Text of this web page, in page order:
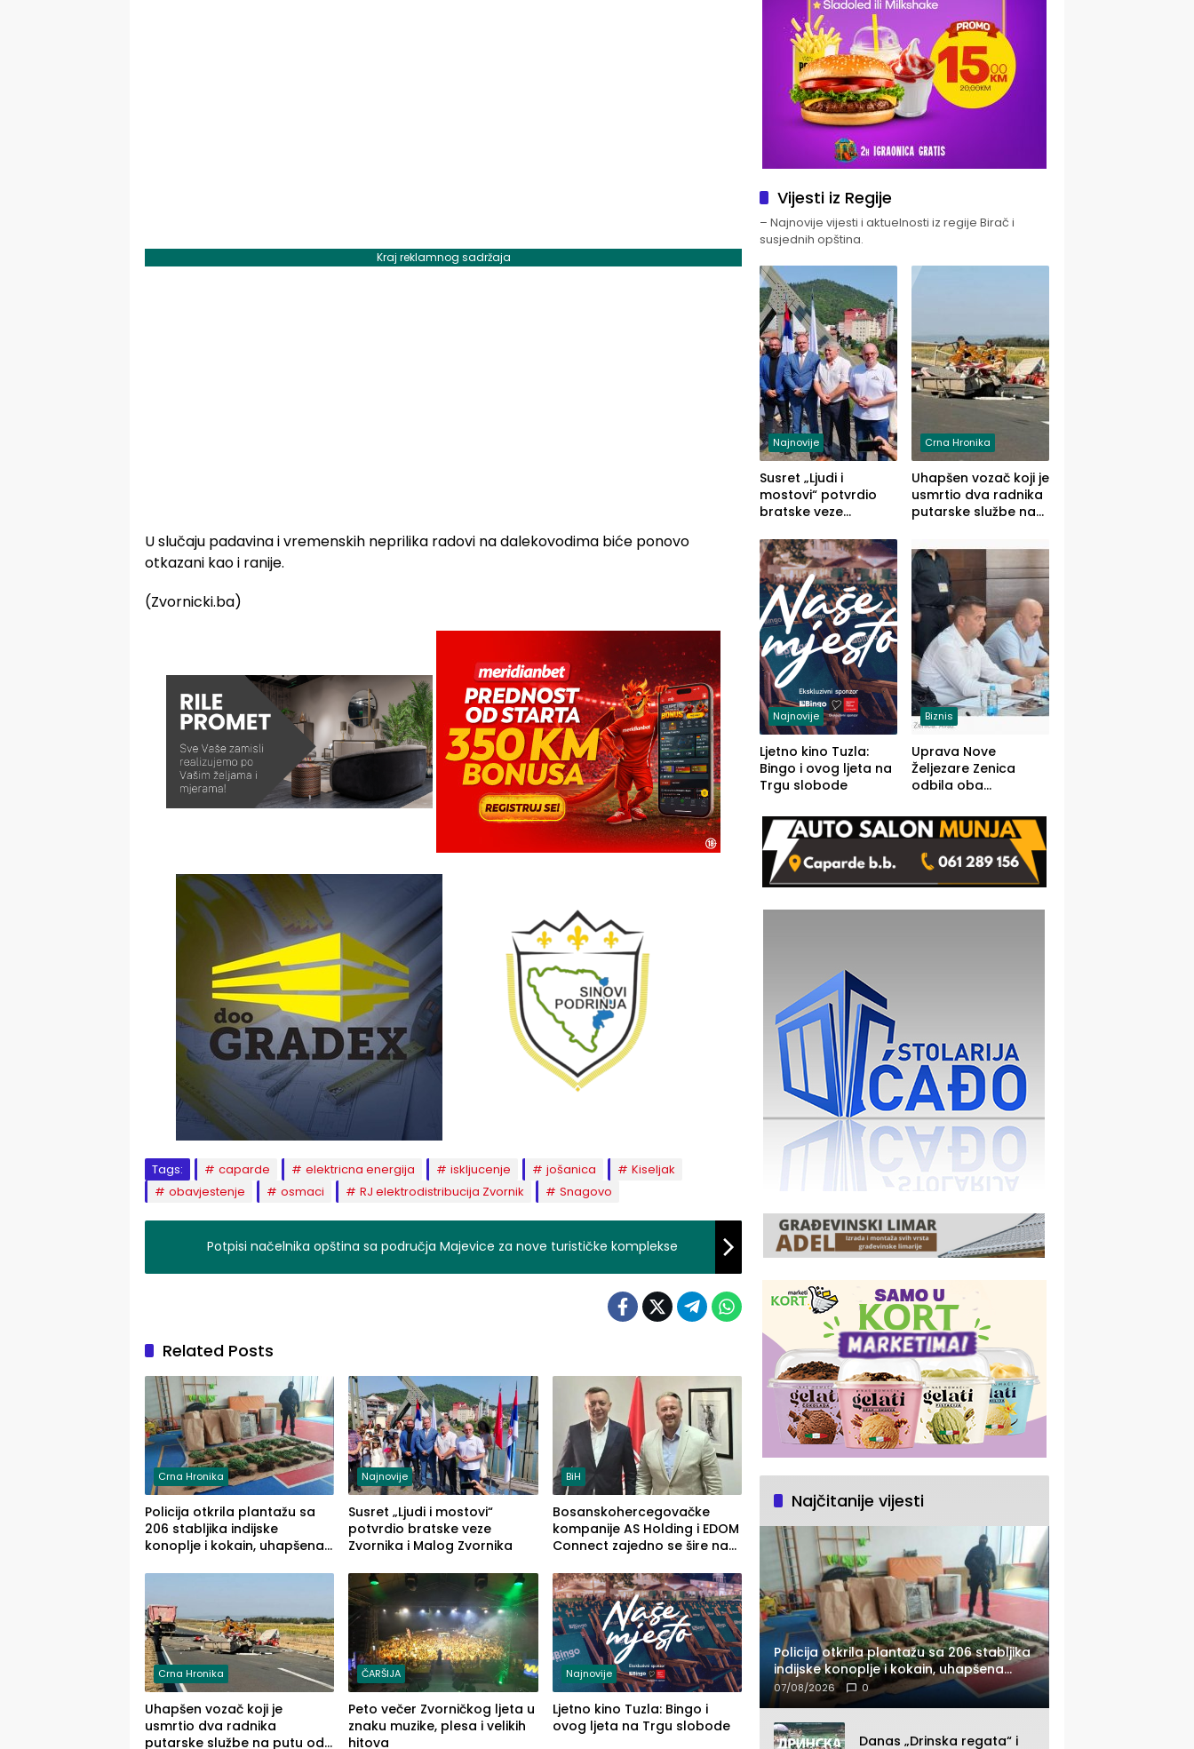
Kraj reklamnog sadržaja
U slučaju padavina i vremenskih neprilika radovi na dalekovodima biće ponovo
otkazani kao i ranije.
(Zvornicki.ba)
Tags: caparde elektricna energija iskljucenje jošanica
Kiseljak
obavjestenje
osmaci RJ elektrodistribucija Zvornik Snagovo
Potpisi načelnika opština sa područja Majevice za nove turističke komplekse
Related Posts
Crna Hronika
Policija otkrila plantažu sa
206 stabljika indijske
konoplje i kokain, uhapšena
Najnovije
Susret „Ljudi i mostovi“
potvrdio bratske veze
Zvornika i Malog Zvornika
BiH
Bosanskohercegovačke
kompanije AS Holding i EDOM
Connect zajedno se šire na
Crna Hronika
Uhapšen vozač koji je
usmrtio dva radnika
putarske službe na putu od
ČARŠIJA
Peto večer Zvorničkog ljeta u
znaku muzike, plesa i velikih
hitova
Najnovije
Ljetno kino Tuzla: Bingo i
ovog ljeta na Trgu slobode
Vijesti iz Regije
– Najnovije vijesti i aktuelnosti iz regije Birač i
susjednih opština.
Najnovije
Susret „Ljudi i
mostovi“ potvrdio
bratske veze
Zvornika
Crna Hronika
Uhapšen vozač koji je
usmrtio dva radnika
putarske službe na
prema Šapcu
(FOTO)
Najnovije
Ljetno kino Tuzla:
Bingo i ovog ljeta na
Trgu slobode
Biznis
Uprava Nove
Željezare Zenica
odbila oba
FBiH: Ustrajni da je
stečaj jedino rješenje
Najčitanije vijesti
Policija otkrila plantažu sa 206 stabljika
indijske konoplje i kokain, uhapšena
jedna osoba (FOTO)
07/08/2026 0
Danas „Drinska regata“ i